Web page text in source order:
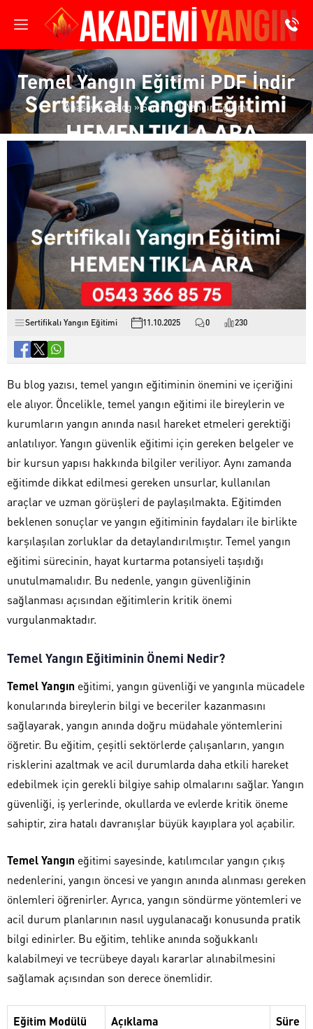
Temel Yangın Eğitimi PDF İndir
Anasayfa»Blog »Sertifikalı Yangın Eğitimi
Sertifikalı Yangın Eğitimi 11.10.2025 0 230
Bu blog yazısı, temel yangın eğitiminin önemini ve içeriğini
ele alıyor. Öncelikle, temel yangın eğitimi ile bireylerin ve
kurumların yangın anında nasıl hareket etmeleri gerektiği
anlatılıyor. Yangın güvenlik eğitimi için gereken belgeler ve
bir kursun yapısı hakkında bilgiler veriliyor. Aynı zamanda
eğitimde dikkat edilmesi gereken unsurlar, kullanılan
araçlar ve uzman görüşleri de paylaşılmakta. Eğitimden
beklenen sonuçlar ve yangın eğitiminin faydaları ile birlikte
karşılaşılan zorluklar da detaylandırılmıştır. Temel yangın
eğitimi sürecinin, hayat kurtarma potansiyeli taşıdığı
unutulmamalıdır. Bu nedenle, yangın güvenliğinin
sağlanması açısından eğitimlerin kritik önemi
vurgulanmaktadır.
Temel Yangın Eğitiminin Önemi Nedir?
Temel Yangın eğitimi, yangın güvenliği ve yangınla mücadele
konularında bireylerin bilgi ve beceriler kazanmasını
sağlayarak, yangın anında doğru müdahale yöntemlerini
öğretir. Bu eğitim, çeşitli sektörlerde çalışanların, yangın
risklerini azaltmak ve acil durumlarda daha etkili hareket
edebilmek için gerekli bilgiye sahip olmalarını sağlar. Yangın
güvenliği, iş yerlerinde, okullarda ve evlerde kritik öneme
sahiptir, zira hatalı davranışlar büyük kayıplara yol açabilir.
Temel Yangın eğitimi sayesinde, katılımcılar yangın çıkış
nedenlerini, yangın öncesi ve yangın anında alınması gereken
önlemleri öğrenirler. Ayrıca, yangın söndürme yöntemleri ve
acil durum planlarının nasıl uygulanacağı konusunda pratik
bilgi edinirler. Bu eğitim, tehlike anında soğukkanlı
kalabilmeyi ve tecrübeye dayalı kararlar alınabilmesini
sağlamak açısından son derece önemlidir.
Eğitim Modülü Açıklama Süre